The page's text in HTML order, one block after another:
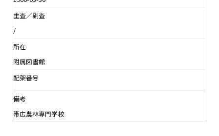
主査／副査
/
所在
附属図書館
配架番号
備考
帯広農林専門学校